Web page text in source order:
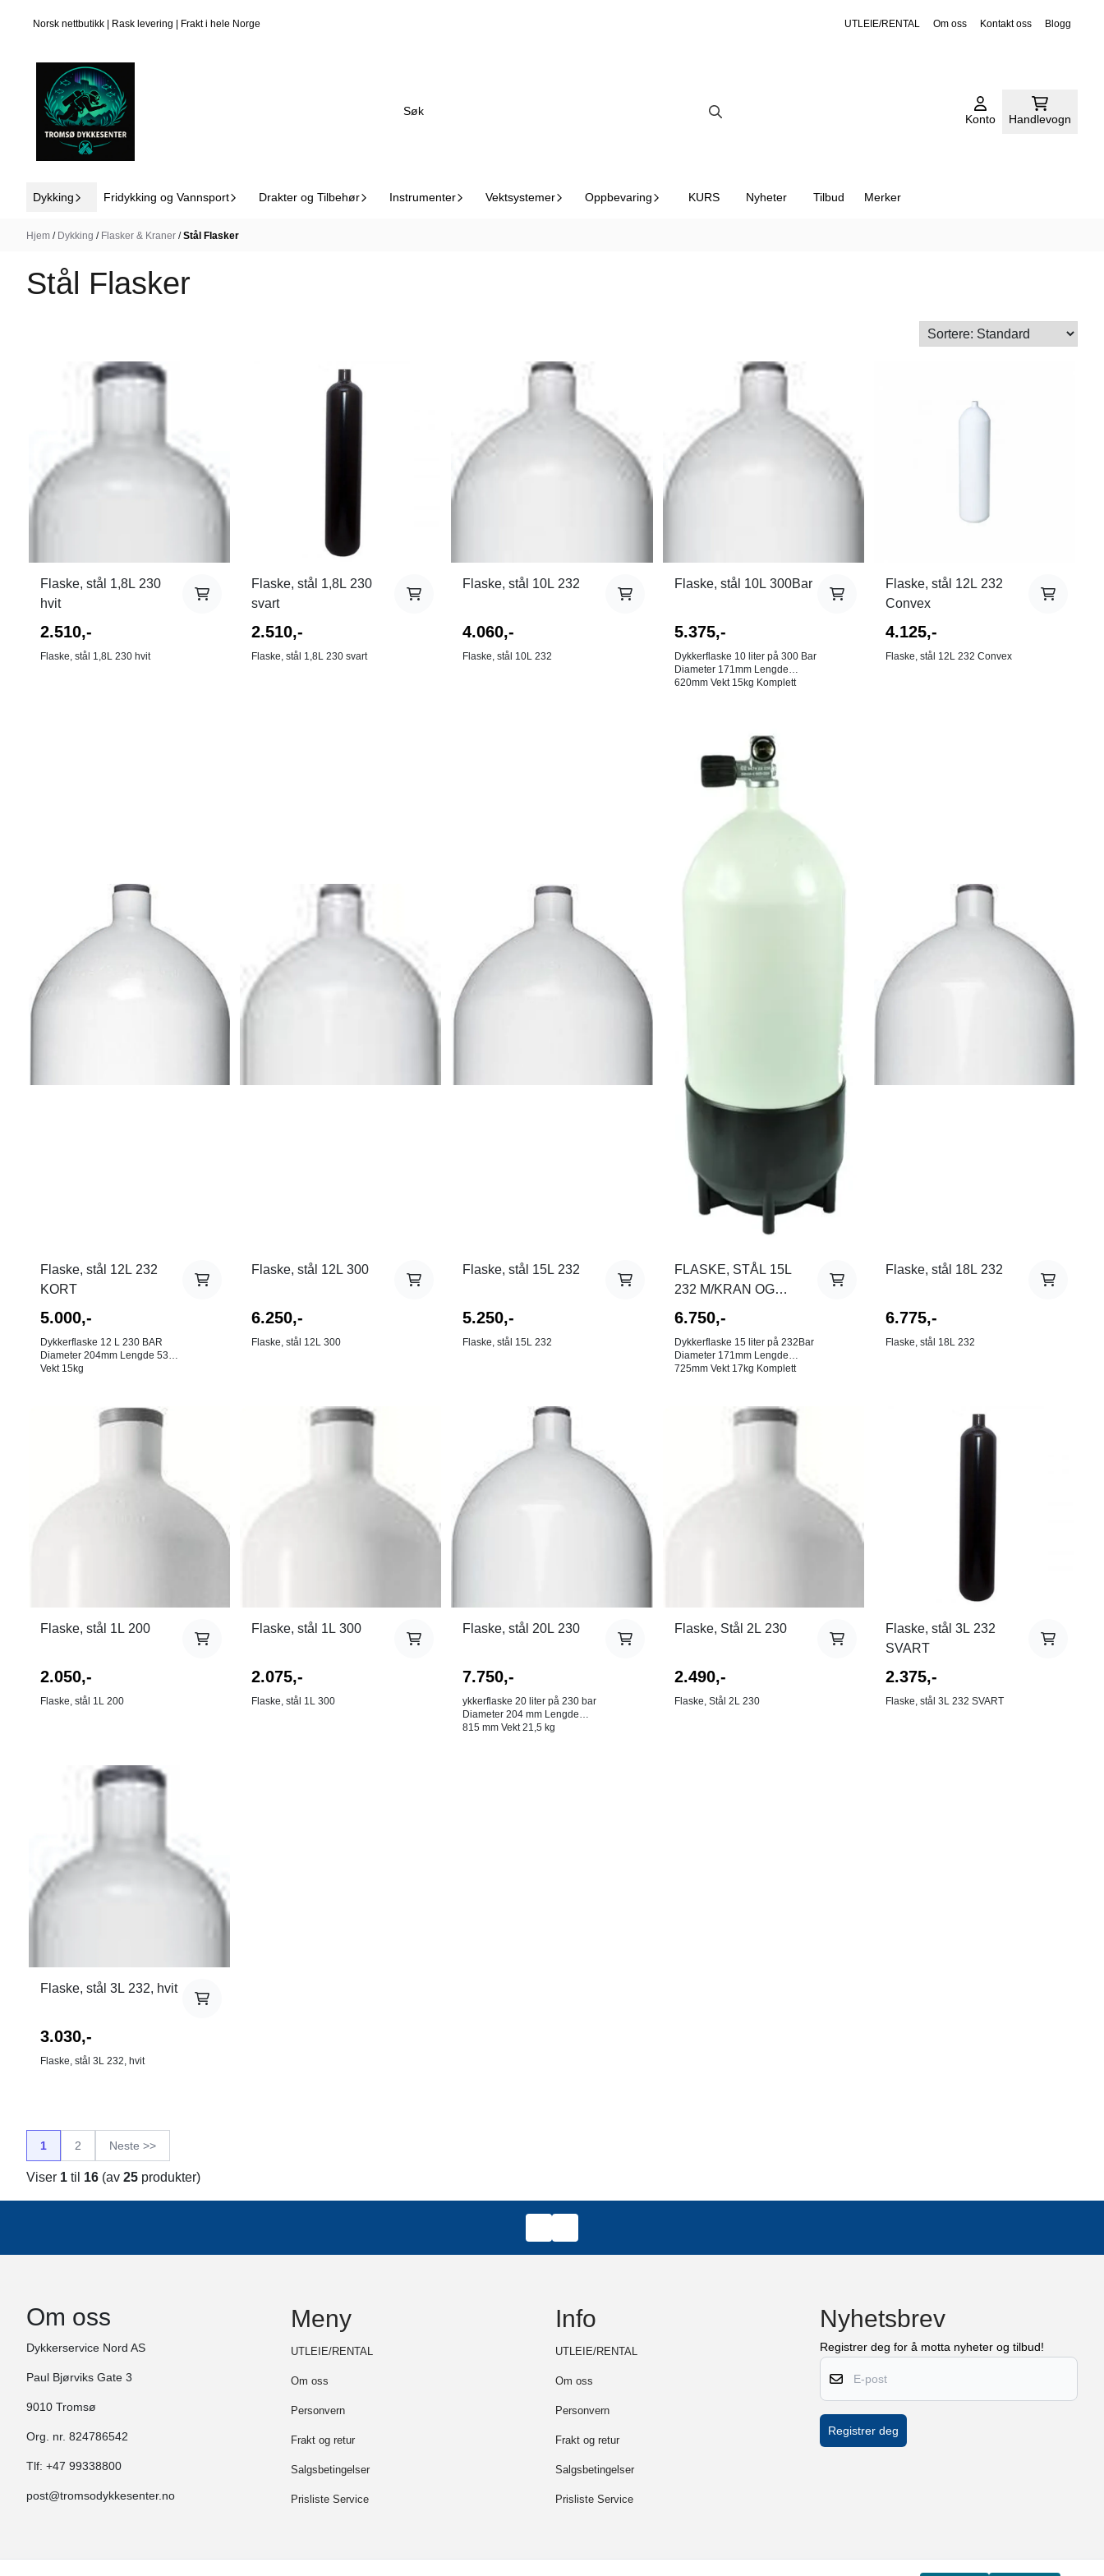
Norsk nettbutikk | Rask levering | Frakt i hele Norge UTLEIE/RENTAL Om oss Kontakt oss Blogg
Konto Handlevogn
Dykking Fridykking og Vannsport Drakter og Tilbehør Instrumenter Vektsystemer Oppbevaring KURS Nyheter Tilbud Merker
Hjem / Dykking / Flasker & Kraner /Stål Flasker
Stål Flasker
Flaske, stål 1,8L 230
hvit
2.510,-
Flaske, stål 1,8L 230 hvit
På lager
Flaske, stål 1,8L 230
svart
2.510,-
Flaske, stål 1,8L 230 svart
Flaske, stål 10L 232
4.060,-
Flaske, stål 10L 232
Flaske, stål 10L 300Bar
5.375,-
Dykkerflaske 10 liter på 300 Bar
Diameter 171mm Lengde
620mm Vekt 15kg Komplett
Flaske, stål 12L 232
Convex
4.125,-
Flaske, stål 12L 232 Convex
På lager
Flaske, stål 12L 232
KORT
5.000,-
Dykkerflaske 12 L 230 BAR
Diameter 204mm Lengde 535
Vekt 15kg
Flaske, stål 12L 300
6.250,-
Flaske, stål 12L 300
Flaske, stål 15L 232
5.250,-
Flaske, stål 15L 232
FLASKE, STÅL 15L
232 M/KRAN OG
STÅFOT
6.750,-
Dykkerflaske 15 liter på 232Bar
Diameter 171mm Lengde
725mm Vekt 17kg Komplett
Flaske, stål 18L 232
6.775,-
Flaske, stål 18L 232
Flaske, stål 1L 200
2.050,-
Flaske, stål 1L 200
Flaske, stål 1L 300
2.075,-
Flaske, stål 1L 300
Flaske, stål 20L 230
7.750,-
ykkerflaske 20 liter på 230 bar
Diameter 204 mm Lengde
815 mm Vekt 21,5 kg
Flaske, Stål 2L 230
2.490,-
Flaske, Stål 2L 230
Flaske, stål 3L 232
SVART
2.375,-
Flaske, stål 3L 232 SVART
Flaske, stål 3L 232, hvit
3.030,-
Flaske, stål 3L 232, hvit
I butikk
1 2 Neste >>
Viser 1 til 16 (av 25 produkter)
Om oss
Dykkerservice Nord AS
Paul Bjørviks Gate 3
9010 Tromsø
Org. nr. 824786542
Tlf: +47 99338800
post@tromsodykkesenter.no
Meny
UTLEIE/RENTAL
Om oss
Personvern
Frakt og retur
Salgsbetingelser
Prisliste Service
Info
UTLEIE/RENTAL
Om oss
Personvern
Frakt og retur
Salgsbetingelser
Prisliste Service
Nyhetsbrev
Registrer deg for å motta nyheter og tilbud!
E-post
Registrer deg